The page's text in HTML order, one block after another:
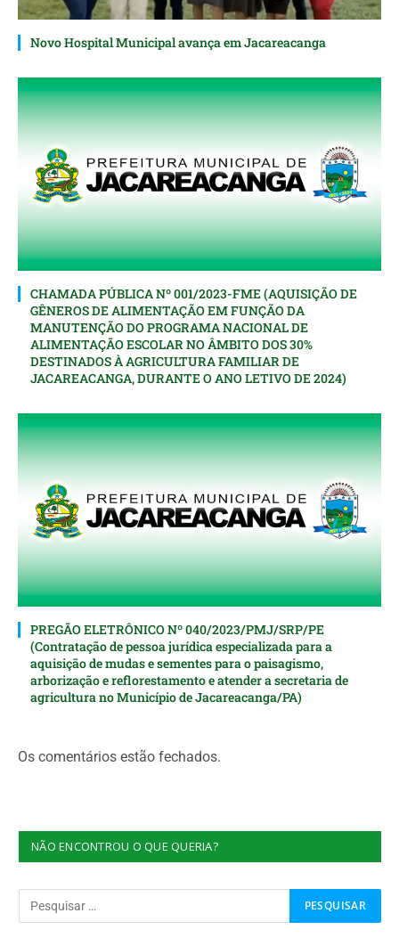
Novo Hospital Municipal avança em Jacareacanga
CHAMADA PÚBLICA Nº 001/2023-FME (AQUISIÇÃO DE
GÊNEROS DE ALIMENTAÇÃO EM FUNÇÃO DA
MANUTENÇÃO DO PROGRAMA NACIONAL DE
ALIMENTAÇÃO ESCOLAR NO ÂMBITO DOS 30%
DESTINADOS À AGRICULTURA FAMILIAR DE
JACAREACANGA, DURANTE O ANO LETIVO DE 2024)
PREGÃO ELETRÔNICO Nº 040/2023/PMJ/SRP/PE
(Contratação de pessoa jurídica especializada para a
aquisição de mudas e sementes para o paisagismo,
arborização e reflorestamento e atender a secretaria de
agricultura no Município de Jacareacanga/PA)
Os comentários estão fechados.
NÃO ENCONTROU O QUE QUERIA?